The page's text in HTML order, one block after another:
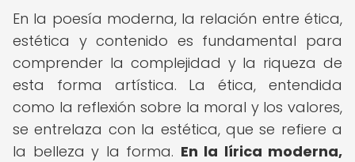
En la poesía moderna, la relación entre ética,
estética y contenido es fundamental para
comprender la complejidad y la riqueza de
esta forma artística. La ética, entendida
como la reflexión sobre la moral y los valores,
se entrelaza con la estética, que se refiere a
la belleza y la forma. En la lírica moderna,